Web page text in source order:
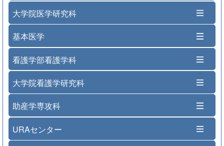
大学院医学研究科
基本医学
看護学部看護学科
大学院看護学研究科
助産学専攻科
URAセンター